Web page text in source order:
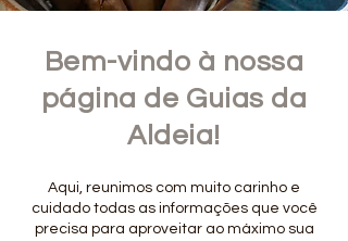
Bem-vindo à nossa
página de Guias da
Aldeia!
Aqui, reunimos com muito carinho e
cuidado todas as informações que você
precisa para aproveitar ao máximo sua